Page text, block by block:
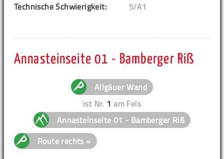
Technische Schwierigkeit:
5/A1
Annasteinseite 01 - Bamberger Riß
Allgäuer Wand
ist Nr. 1 am Fels
Annasteinseite 01 - Bamberger Riß
Route rechts »